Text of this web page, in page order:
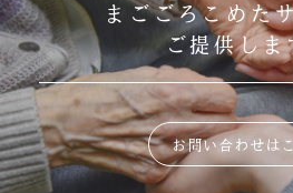
まごごろこめた
ご提供しま
お問い合わせは